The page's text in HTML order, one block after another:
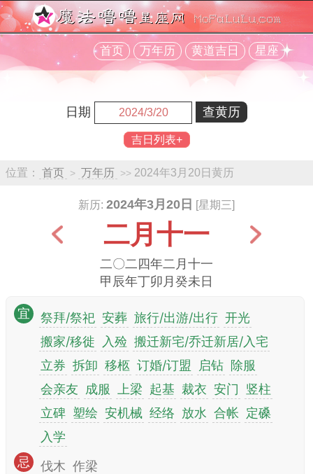
首页 万年历 黄道吉日 星座
日期
吉日列表+
位置： 首页 > 万年历 >> 2024年3月20日黄历
新历: 2024年3月20日 [星期三]
二月十一
二〇二四年二月十一
甲辰年丁卯月癸未日
宜 祭拜/祭祀 安葬 旅行/出游/出行 开光
搬家/移徙
入殓 搬迁新宅/乔迁新居/入宅
立券 拆卸 移柩 订婚/订盟 启钻 除服
会亲友
成服 上梁 起基 裁衣 安门
竖柱
立碑 塑绘 安机械 经络 放水 合帐 定磉
入学
忌 伐木 作梁